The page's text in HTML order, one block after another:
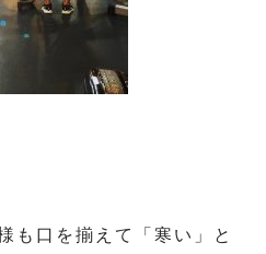
も口を揃えて「寒い」と